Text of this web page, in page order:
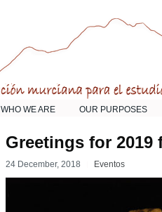
WHO WE ARE OUR PURPOSES
Greetings for
24 December, 2018 Eventos